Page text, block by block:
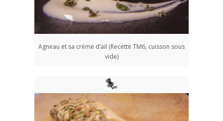
Agneau et sa crème d’ail (Recette TM6, cuisson sous
vide)